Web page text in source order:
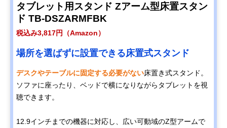
タブレット用スタンド Zアーム型床置スタン
ド TB-DSZARMFBK
税込み3,817円（Amazon）
場所を選ばずに設置できる床置式スタンド
デスクやテーブルに固定する必要がない床置き式スタンド。
ソファに座ったり、ベッドで横になりながらタブレットを視
聴できます。
12.9インチまでの機器に対応し、広い可動域のZ型アームで